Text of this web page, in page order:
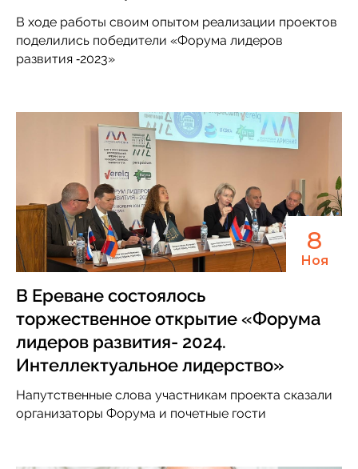
В ходе работы своим опытом реализации проектов
поделились победители «Форума лидеров
развития ‑2023»
8
Ноя
В Ереване состоялось
торжественное открытие «Форума
лидеров развития- 2024.
Интеллектуальное лидерство»
Напутственные слова участникам проекта сказали
организаторы Форума и почетные гости